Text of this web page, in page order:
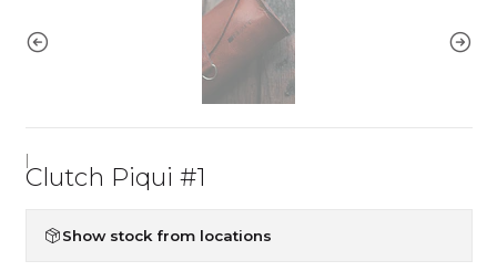
|
Clutch Piqui #1
Show stock from locations